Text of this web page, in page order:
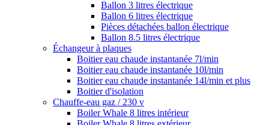
Ballon 3 litres électrique
Ballon 6 litres électrique
Pièces détachées ballon électrique
Ballon 8.5 litres électrique
Échangeur à plaques
Boitier eau chaude instantanée 7l/min
Boitier eau chaude instantanée 10l/min
Boitier eau chaude instantanée 14l/min et plus
Boitier d'isolation
Chauffe-eau gaz / 230 v
Boiler Whale 8 litres intérieur